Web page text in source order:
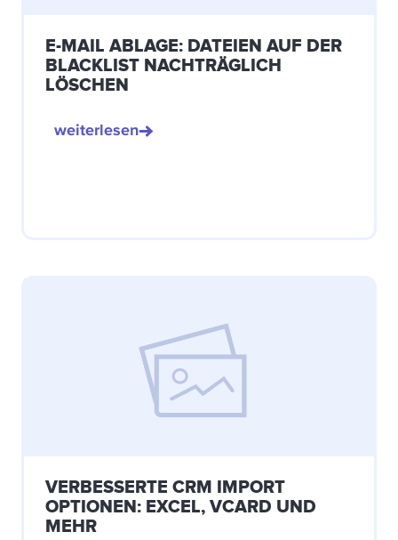
E-MAIL ABLAGE: DATEIEN AUF DER
BLACKLIST NACHTRÄGLICH
LÖSCHEN
weiterlesen
VERBESSERTE CRM IMPORT
OPTIONEN: EXCEL, VCARD UND
MEHR